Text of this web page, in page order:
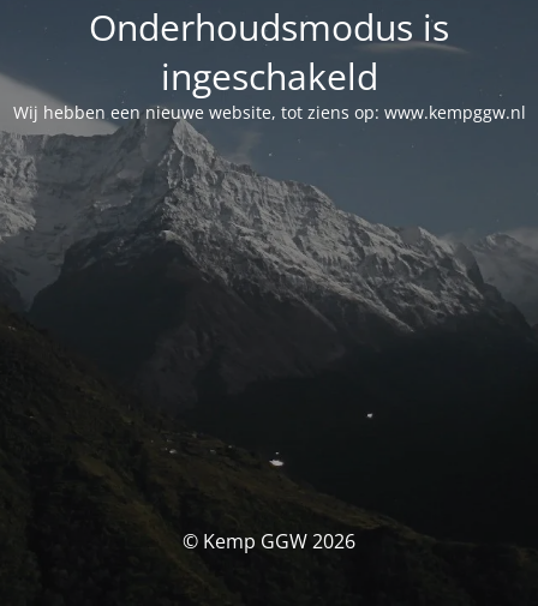
Onderhoudsmodus is
ingeschakeld
Wij hebben een nieuwe website, tot ziens op: www.kempggw.nl
© Kemp GGW 2026